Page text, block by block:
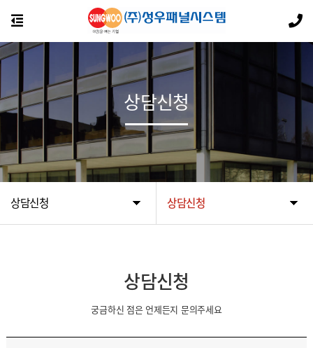
상담신청 상담신청
상담신청
상담신청
궁금하신 점은 언제든지 문의주세요